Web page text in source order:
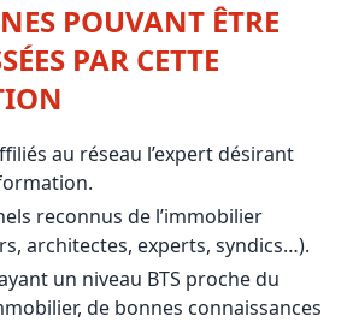
POUVANT ÊTRE
PAR CETTE
au réseau l’expert désirant
reconnus de l’immobilier
architectes, experts, syndics…).
un niveau BTS proche du
de bonnes connaissances